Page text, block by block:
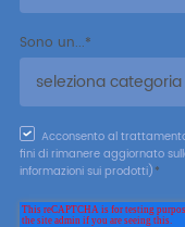
Sono un...*
Acconsento al
fini di rimanere aggiornato
informazioni sui prodotti)*